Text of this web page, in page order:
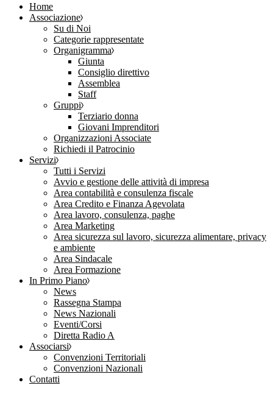
Home
Associazione
Su di Noi
Categorie rappresentate
Organigramma
Giunta
Consiglio direttivo
Assemblea
Staff
Gruppi
Terziario donna
Giovani Imprenditori
Organizzazioni Associate
Richiedi il Patrocinio
Servizi
Tutti i Servizi
Avvio e gestione delle attività di impresa
Area contabilità e consulenza fiscale
Area Credito e Finanza Agevolata
Area lavoro, consulenza, paghe
Area Marketing
Area sicurezza sul lavoro, sicurezza alimentare, privacy
e ambiente
Area Sindacale
Area Formazione
In Primo Piano
News
Rassegna Stampa
News Nazionali
Eventi/Corsi
Diretta Radio A
Associarsi
Convenzioni Territoriali
Convenzioni Nazionali
Contatti